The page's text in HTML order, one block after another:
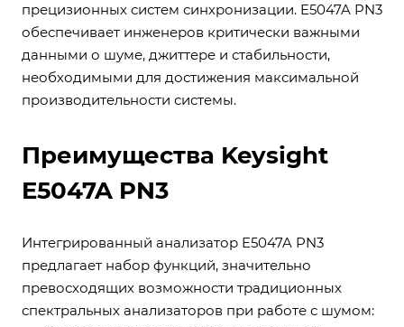
прецизионных систем синхронизации. E5047A PN3
обеспечивает инженеров критически важными
данными о шуме, джиттере и стабильности,
необходимыми для достижения максимальной
производительности системы.
Преимущества Keysight
E5047A PN3
Интегрированный анализатор E5047A PN3
предлагает набор функций, значительно
превосходящих возможности традиционных
спектральных анализаторов при работе с шумом: